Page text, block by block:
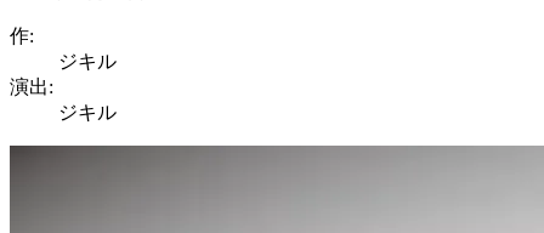
作:
ジキル
演出:
ジキル